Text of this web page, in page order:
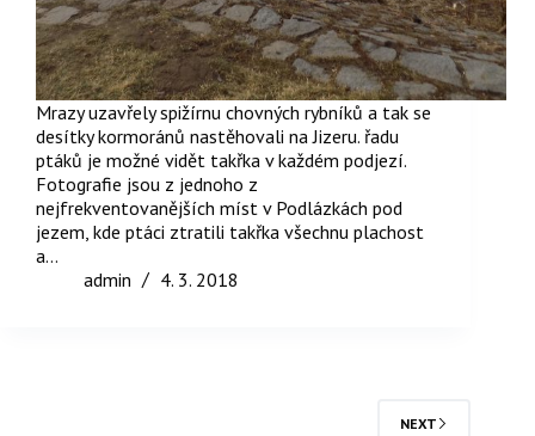
Mrazy uzavřely spižírnu chovných rybníků a tak se
desítky kormoránů nastěhovali na Jizeru. řadu
ptáků je možné vidět takřka v každém podjezí.
Fotografie jsou z jednoho z
nejfrekventovanějších míst v Podlázkách pod
jezem, kde ptáci ztratili takřka všechnu plachost
a…
admin
4. 3. 2018
NEXT